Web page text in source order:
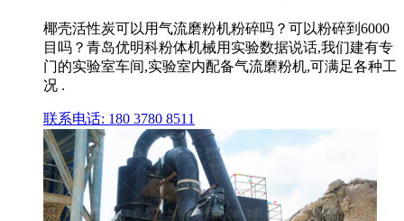
椰壳活性炭可以用气流磨粉机粉碎吗？可以粉碎到6000
目吗？青岛优明科粉体机械用实验数据说话,我们建有专
门的实验室车间,实验室内配备气流磨粉机,可满足各种工
况 .
联系电话: 180 3780 8511